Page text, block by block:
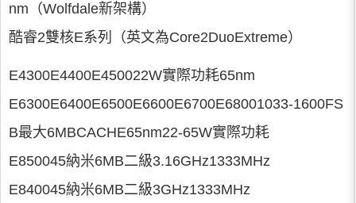
nm（Wolfdale新架構）
酷睿2雙核E系列（英文為Core2DuoExtreme）
E4300E4400E450022W實際功耗65nm
E6300E6400E6500E6600E6700E68001033-1600FS
B最大6MBCACHE65nm22-65W實際功耗
E850045納米6MB二級3.16GHz1333MHz
E840045納米6MB二級3GHz1333MHz